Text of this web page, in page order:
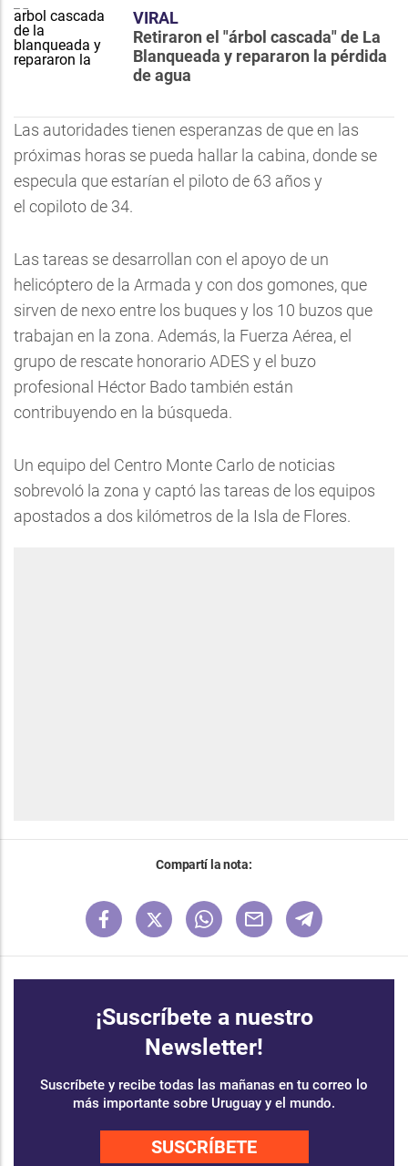
VIRAL
Retiraron el "árbol cascada" de La
Blanqueada y repararon la pérdida
de agua
Las autoridades tienen esperanzas de que en las
próximas horas se pueda hallar la cabina, donde se
especula que estarían el piloto de 63 años y
el copiloto de 34.
Las tareas se desarrollan con el apoyo de un
helicóptero de la Armada y con dos gomones, que
sirven de nexo entre los buques y los 10 buzos que
trabajan en la zona. Además, la Fuerza Aérea, el
grupo de rescate honorario ADES y el buzo
profesional Héctor Bado también están
contribuyendo en la búsqueda.
Un equipo del Centro Monte Carlo de noticias
sobrevoló la zona y captó las tareas de los equipos
apostados a dos kilómetros de la Isla de Flores.
Compartí la nota:
¡Suscríbete a nuestro
Newsletter!
Suscríbete y recibe todas las mañanas en tu correo lo
más importante sobre Uruguay y el mundo.
SUSCRÍBETE